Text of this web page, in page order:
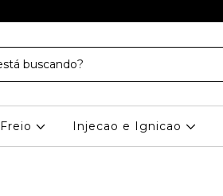
Freio Injecao e Ignicao